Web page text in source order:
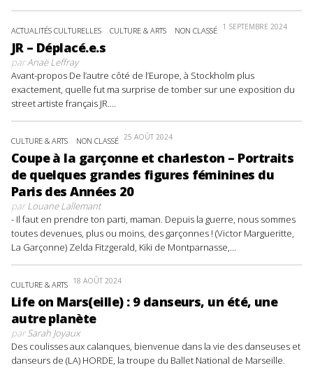
ACTUALITÉS CULTURELLES CULTURE & ARTS NON CLASSÉ 1 SEPTEMBRE 2024
JR – Déplacé.e.s
parAnaë Leffray
Avant-propos De l’autre côté de l’Europe, à Stockholm plus
exactement, quelle fut ma surprise de tomber sur une exposition du
street artiste français JR....
CULTURE & ARTS NON CLASSÉ 25 AOÛT 2024
Coupe à la garçonne et charleston – Portraits
de quelques grandes figures féminines du
Paris des Années 20
parLouane Lallemant
- Il faut en prendre ton parti, maman. Depuis la guerre, nous sommes
toutes devenues, plus ou moins, des garçonnes ! (Victor Margueritte,
La Garçonne) Zelda Fitzgerald, Kiki de Montparnasse,...
CULTURE & ARTS 18 AOÛT 2024
Life on Mars(eille) : 9 danseurs, un été, une
autre planète
parSarah Joyaux
Des coulisses aux calanques, bienvenue dans la vie des danseuses et
danseurs de (LA) HORDE, la troupe du Ballet National de Marseille.